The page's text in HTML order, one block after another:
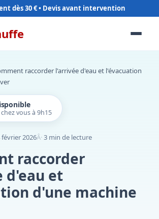
dès 30 €
raccorder l'arrivée d'eau et l'évacuation
vous à 9h15
février 2026 3 min de lecture
raccorder
d'eau et
d'une machine